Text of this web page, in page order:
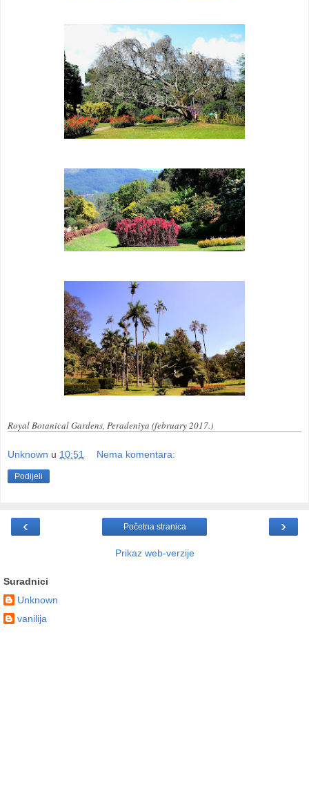
Royal Botanical Gardens, Peradeniya (february 2017.)
Unknown u 10:51 Nema komentara:
Podijeli
‹ ›
Početna stranica
Prikaz web-verzije
Suradnici
Unknown
vanilija